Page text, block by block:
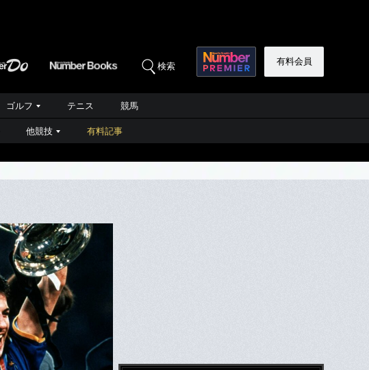
検索 有料会員
ゴルフ テニス 競馬
他競技 有料記事